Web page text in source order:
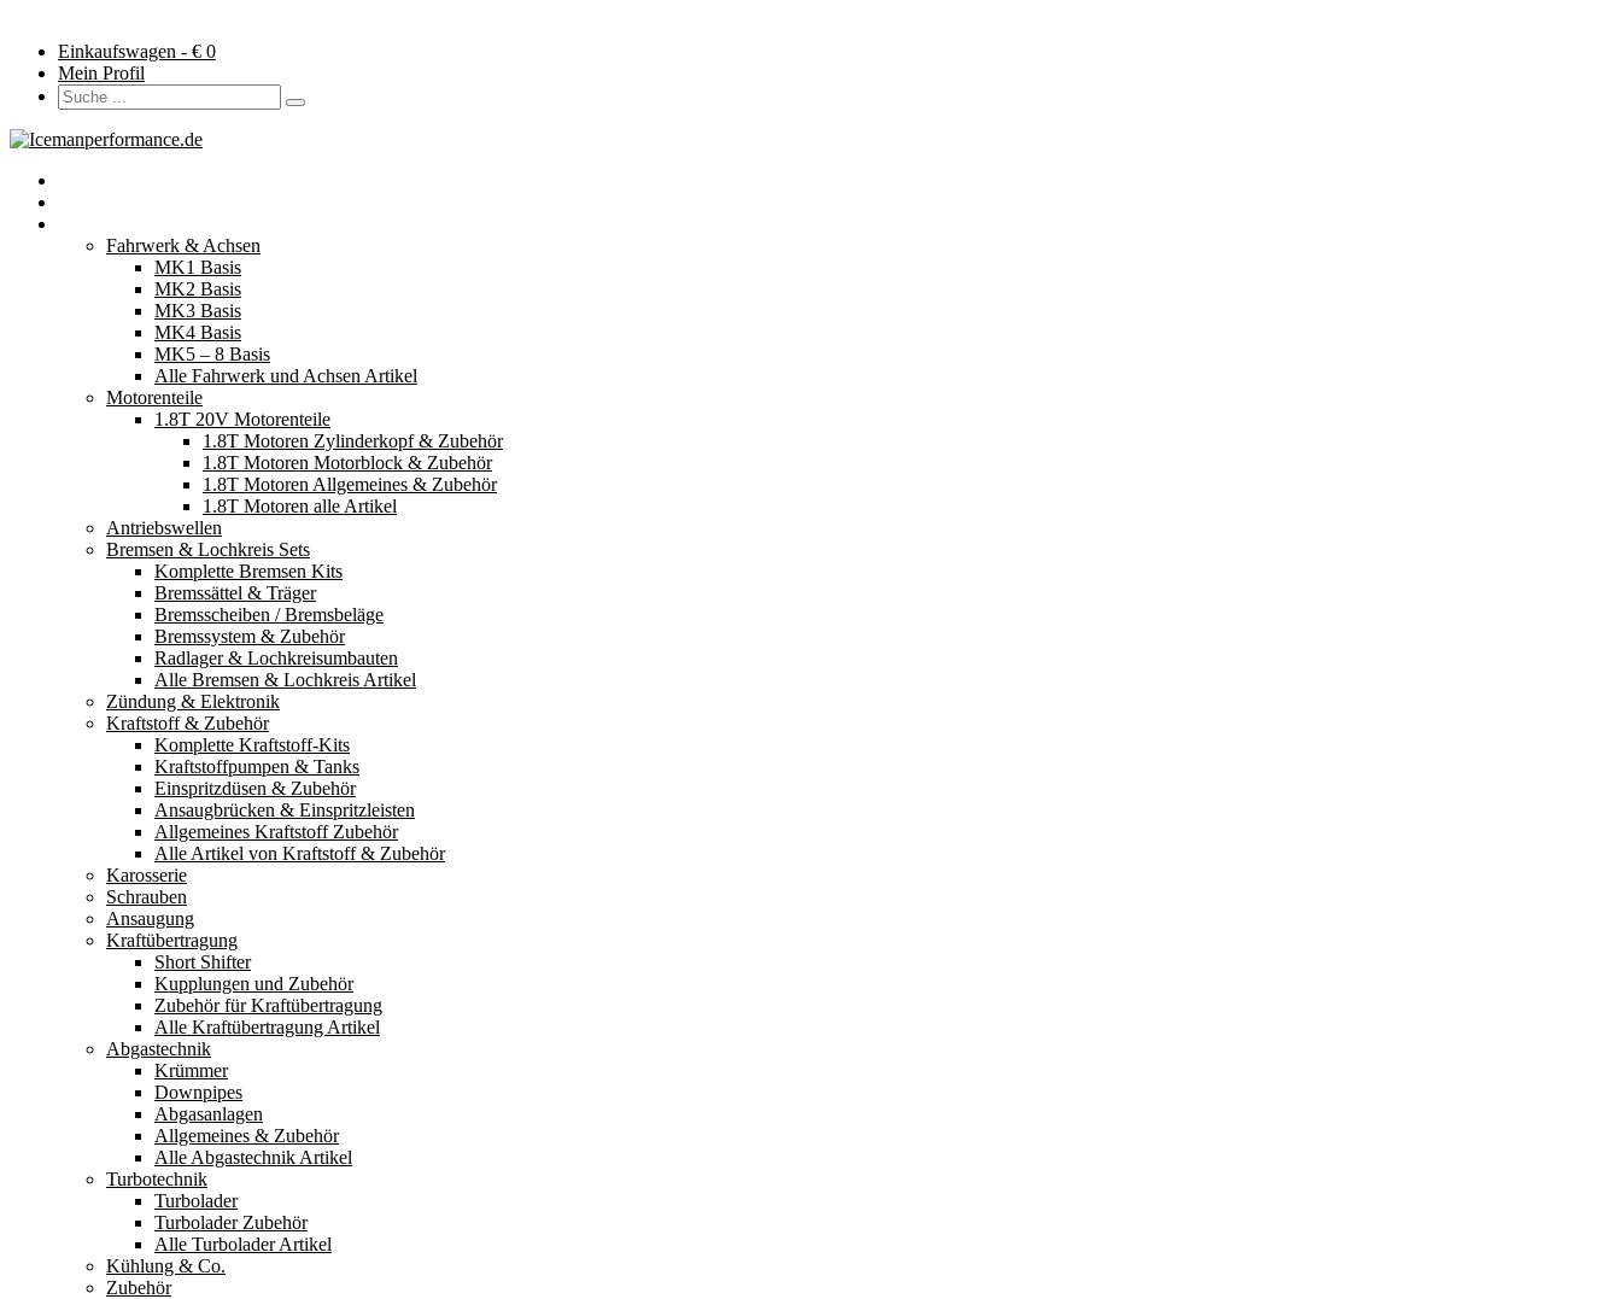
Einkaufswagen - € 0
Mein Profil
Fahrwerk & Achsen
MK1 Basis
MK2 Basis
MK3 Basis
MK4 Basis
MK5 – 8 Basis
Alle Fahrwerk und Achsen Artikel
Motorenteile
1.8T 20V Motorenteile
1.8T Motoren Zylinderkopf & Zubehör
1.8T Motoren Motorblock & Zubehör
1.8T Motoren Allgemeines & Zubehör
1.8T Motoren alle Artikel
Antriebswellen
Bremsen & Lochkreis Sets
Komplette Bremsen Kits
Bremssättel & Träger
Bremsscheiben / Bremsbeläge
Bremssystem & Zubehör
Radlager & Lochkreisumbauten
Alle Bremsen & Lochkreis Artikel
Zündung & Elektronik
Kraftstoff & Zubehör
Komplette Kraftstoff-Kits
Kraftstoffpumpen & Tanks
Einspritzdüsen & Zubehör
Ansaugbrücken & Einspritzleisten
Allgemeines Kraftstoff Zubehör
Alle Artikel von Kraftstoff & Zubehör
Karosserie
Schrauben
Ansaugung
Kraftübertragung
Short Shifter
Kupplungen und Zubehör
Zubehör für Kraftübertragung
Alle Kraftübertragung Artikel
Abgastechnik
Krümmer
Downpipes
Abgasanlagen
Allgemeines & Zubehör
Alle Abgastechnik Artikel
Turbotechnik
Turbolader
Turbolader Zubehör
Alle Turbolader Artikel
Kühlung & Co.
Zubehör